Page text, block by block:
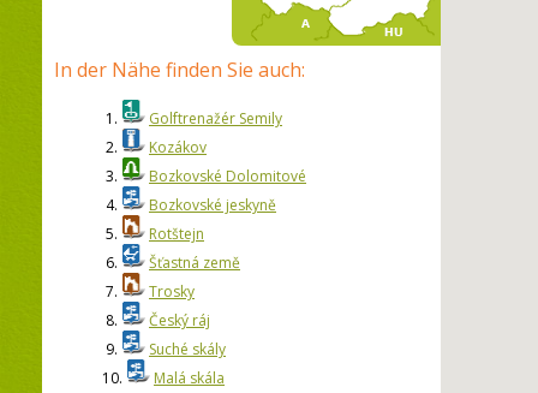
In der Nähe finden Sie auch:
1.
Golftrenažér Semily
2.
Kozákov
3.
Bozkovské Dolomitové
4.
Bozkovské jeskyně
5.
Rotštejn
6.
Šťastná země
7.
Trosky
8.
Český ráj
9.
Suché skály
10.
Malá skála